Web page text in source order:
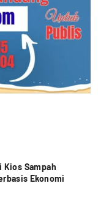
Kios Sampah
Ekonomi